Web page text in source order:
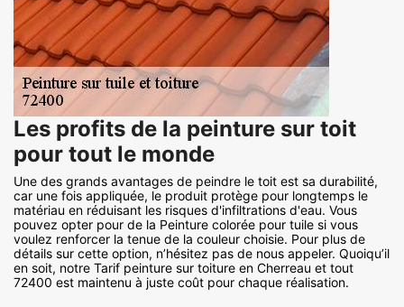
Les profits de la peinture sur toit
pour tout le monde
Une des grands avantages de peindre le toit est sa durabilité,
car une fois appliquée, le produit protège pour longtemps le
matériau en réduisant les risques d'infiltrations d'eau. Vous
pouvez opter pour de la Peinture colorée pour tuile si vous
voulez renforcer la tenue de la couleur choisie. Pour plus de
détails sur cette option, n’hésitez pas de nous appeler. Quoiqu’il
en soit, notre Tarif peinture sur toiture en Cherreau et tout
72400 est maintenu à juste coût pour chaque réalisation.